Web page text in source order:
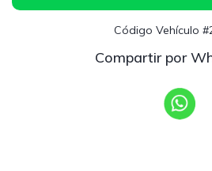
Código Vehículo
Compartir por